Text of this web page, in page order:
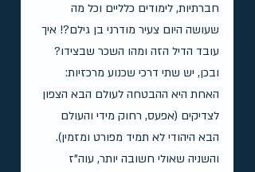
חברתיות, לימודים כלליים וכל מה
שעושה היום צעיר מודרני בן גילם?! איך
עובד הדיל הזה ומהו השכר שבצידו?
ובכן, יש שתי דרכי שכנוע מרכזיות:
האחת היא ההבטחה לעולם הבא הצפון
לצדיקים (אפעס, רחוק מידי והעולם
הבא היהודי לא תמיד מפורט ומזמין).
והשניה שאולי חשובה יותר, עוה"ז